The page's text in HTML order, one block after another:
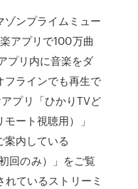
ンプライムミュー
アプリで100万曲
プリ内に音楽をダ
フラインでも再生で
プリ「ひかりTVど
ート視聴用）」
内している
回のみ）」をご覧
ているストリーミ